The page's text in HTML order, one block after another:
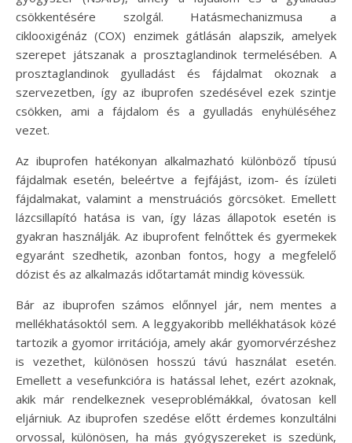
csökkentésére szolgál. Hatásmechanizmusa a
ciklooxigénáz (COX) enzimek gátlásán alapszik, amelyek
szerepet játszanak a prosztaglandinok termelésében. A
prosztaglandinok gyulladást és fájdalmat okoznak a
szervezetben, így az ibuprofen szedésével ezek szintje
csökken, ami a fájdalom és a gyulladás enyhüléséhez
vezet.
Az ibuprofen hatékonyan alkalmazható különböző típusú
fájdalmak esetén, beleértve a fejfájást, izom- és ízületi
fájdalmakat, valamint a menstruációs görcsöket. Emellett
lázcsillapító hatása is van, így lázas állapotok esetén is
gyakran használják. Az ibuprofent felnőttek és gyermekek
egyaránt szedhetik, azonban fontos, hogy a megfelelő
dózist és az alkalmazás időtartamát mindig kövessük.
Bár az ibuprofen számos előnnyel jár, nem mentes a
mellékhatásoktól sem. A leggyakoribb mellékhatások közé
tartozik a gyomor irritációja, amely akár gyomorvérzéshez
is vezethet, különösen hosszú távú használat esetén.
Emellett a vesefunkcióra is hatással lehet, ezért azoknak,
akik már rendelkeznek veseproblémákkal, óvatosan kell
eljárniuk. Az ibuprofen szedése előtt érdemes konzultálni
orvossal, különösen, ha más gyógyszereket is szedünk,